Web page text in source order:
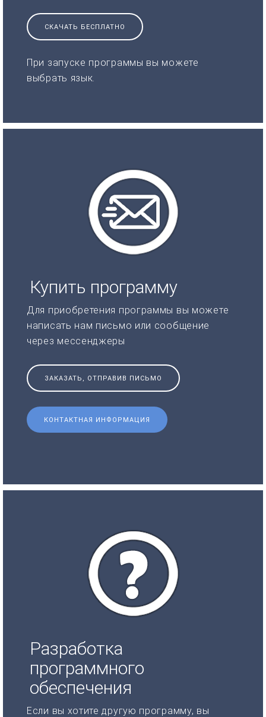
СКАЧАТЬ БЕСПЛАТНО
При запуске программы вы можете
выбрать язык.
Купить программу
Для приобретения программы вы можете
написать нам письмо или сообщение
через мессенджеры
ЗАКАЗАТЬ, ОТПРАВИВ ПИСЬМО
КОНТАКТНАЯ ИНФОРМАЦИЯ
Разработка
программного
обеспечения
Если вы хотите другую программу, вы